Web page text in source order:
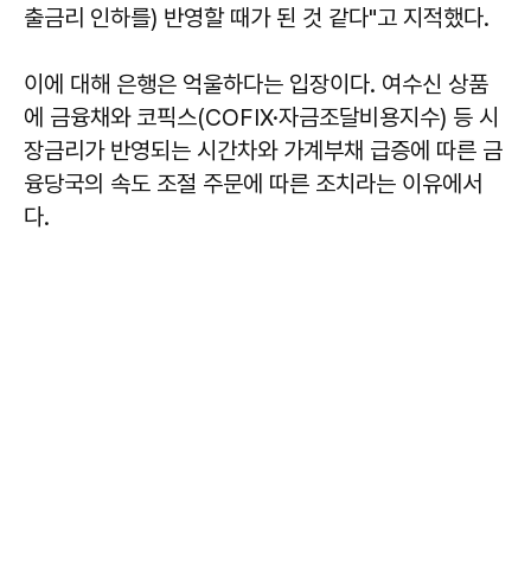
출금리 인하를) 반영할 때가 된 것 같다"고 지적했다.
이에 대해 은행은 억울하다는 입장이다. 여수신 상품
에 금융채와 코픽스(COFIX·자금조달비용지수) 등 시
장금리가 반영되는 시간차와 가계부채 급증에 따른 금
융당국의 속도 조절 주문에 따른 조치라는 이유에서
다.